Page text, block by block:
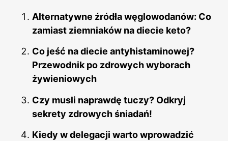
Alternatywne źródła węglowodanów: Co
zamiast ziemniaków na diecie keto?
Co jeść na diecie antyhistaminowej?
Przewodnik po zdrowych wyborach
żywieniowych
Czy musli naprawdę tuczy? Odkryj
sekrety zdrowych śniadań!
Kiedy w delegacji warto wprowadzić